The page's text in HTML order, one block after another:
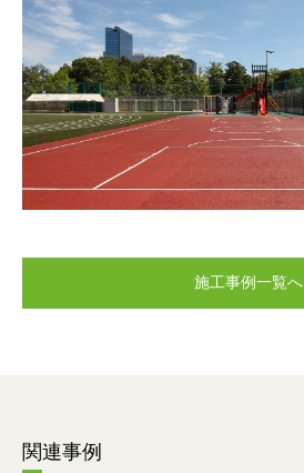
施工事例一覧へ
関連事例